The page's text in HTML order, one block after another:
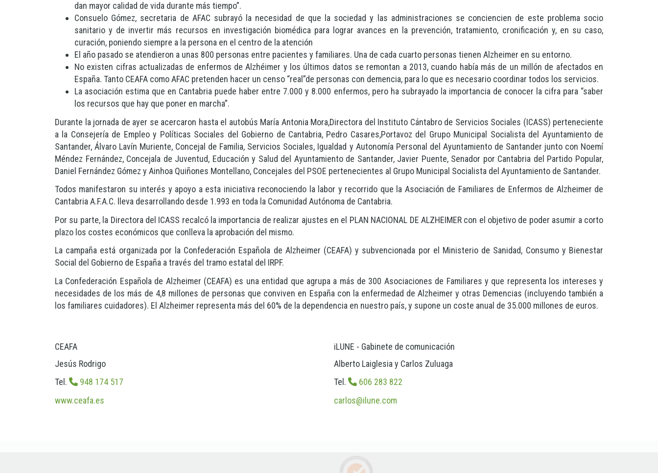
dan mayor calidad de vida durante más tiempo”.
Consuelo Gómez, secretaria de AFAC subrayó la necesidad de que la sociedad y las administraciones se conciencien de este problema socio
sanitario y de invertir más recursos en investigación biomédica para lograr avances en la prevención, tratamiento, cronificación y, en su caso,
curación, poniendo siempre a la persona en el centro de la atención
El año pasado se atendieron a unas 800 personas entre pacientes y familiares. Una de cada cuarto personas tienen Alzheimer en su entorno.
No existen cifras actualizadas de enfermos de Alzhéimer y los últimos datos se remontan a 2013, cuando había más de un millón de afectados en
España. Tanto CEAFA como AFAC pretenden hacer un censo “real”de personas con demencia, para lo que es necesario coordinar todos los servicios.
La asociación estima que en Cantabria puede haber entre 7.000 y 8.000 enfermos, pero ha subrayado la importancia de conocer la cifra para “saber
los recursos que hay que poner en marcha”.
Durante la jornada de ayer se acercaron hasta el autobús María Antonia Mora,Directora del Instituto Cántabro de Servicios Sociales (ICASS) perteneciente
a la Consejería de Empleo y Políticas Sociales del Gobierno de Cantabria, Pedro Casares,Portavoz del Grupo Municipal Socialista del Ayuntamiento de
Santander, Álvaro Lavín Muriente, Concejal de Familia, Servicios Sociales, Igualdad y Autonomía Personal del Ayuntamiento de Santander junto con Noemí
Méndez Fernández, Concejala de Juventud, Educación y Salud del Ayuntamiento de Santander, Javier Puente, Senador por Cantabria del Partido Popular,
Daniel Fernández Gómez y Ainhoa Quiñones Montellano, Concejales del PSOE pertenecientes al Grupo Municipal Socialista del Ayuntamiento de Santander.
Todos manifestaron su interés y apoyo a esta iniciativa reconociendo la labor y recorrido que la Asociación de Familiares de Enfermos de Alzheimer de
Cantabria A.F.A.C. lleva desarrollando desde 1.993 en toda la Comunidad Autónoma de Cantabria.
Por su parte, la Directora del ICASS recalcó la importancia de realizar ajustes en el PLAN NACIONAL DE ALZHEIMER con el objetivo de poder asumir a corto
plazo los costes económicos que conlleva la aprobación del mismo.
La campaña está organizada por la Confederación Española de Alzheimer (CEAFA) y subvencionada por el Ministerio de Sanidad, Consumo y Bienestar
Social del Gobierno de España a través del tramo estatal del IRPF.
La Confederación Española de Alzheimer (CEAFA) es una entidad que agrupa a más de 300 Asociaciones de Familiares y que representa los intereses y
necesidades de los más de 4,8 millones de personas que conviven en España con la enfermedad de Alzheimer y otras Demencias (incluyendo también a
los familiares cuidadores). El Alzheimer representa más del 60% de la dependencia en nuestro país, y supone un coste anual de 35.000 millones de euros.
CEAFA
Jesús Rodrigo
Tel.
948 174 517
www.ceafa.es
iLUNE - Gabinete de comunicación
Alberto Laiglesia y Carlos Zuluaga
Tel.
606 283 822
carlos
ilune.com